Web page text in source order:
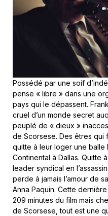
Possédé par une soif
pense « libre » dans une
pays qui le dépassent.
cruel d’un monde secret
peuplé de « dieux »
de Scorsese. Des êtres qui
quitte à leur loger une balle
Continental à Dallas. Quitte
leader syndical en
perde à jamais l’amour de
Anna Paquin. Cette
209 minutes du film mais
de Scorsese, tout est une